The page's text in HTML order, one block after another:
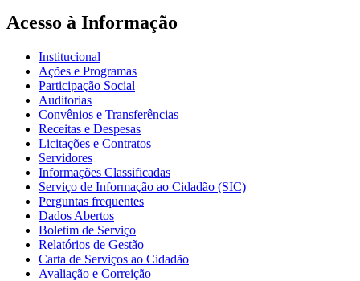
Acesso à Informação
Institucional
Ações e Programas
Participação Social
Auditorias
Convênios e Transferências
Receitas e Despesas
Licitações e Contratos
Servidores
Informações Classificadas
Serviço de Informação ao Cidadão (SIC)
Perguntas frequentes
Dados Abertos
Boletim de Serviço
Relatórios de Gestão
Carta de Serviços ao Cidadão
Avaliação e Correição